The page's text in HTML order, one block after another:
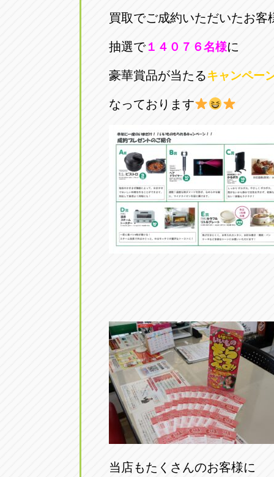
買取でご成約いただいたお客
抽選で１４０７６名様に
豪華賞品が当たるキャンペー
なっております
当店もたくさんのお客様に